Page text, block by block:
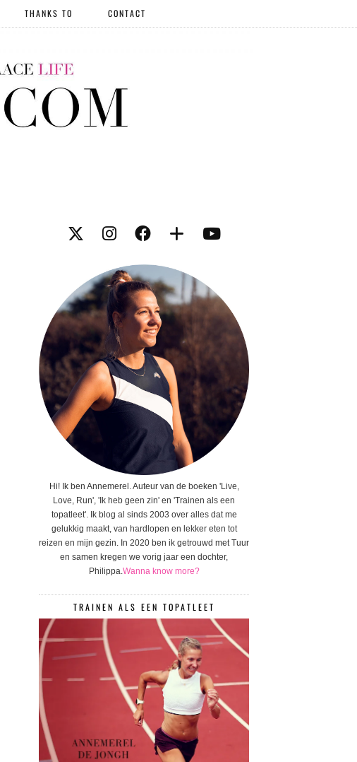
THANKS TO CONTACT
Hi! Ik ben Annemerel. Auteur van de boeken 'Live,
Love, Run', 'Ik heb geen zin' en 'Trainen als een
topatleet'. Ik blog al sinds 2003 over alles dat me
gelukkig maakt, van hardlopen en lekker eten tot
reizen en mijn gezin. In 2020 ben ik getrouwd met Tuur
en samen kregen we vorig jaar een dochter,
Philippa.Wanna know more?
TRAINEN ALS EEN TOPATLEET